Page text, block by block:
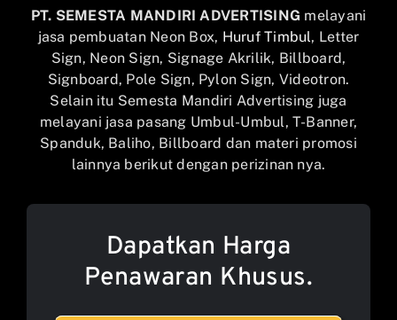
PT. SEMESTA MANDIRI ADVERTISING melayani
jasa pembuatan Neon Box, Huruf Timbul, Letter
Sign, Neon Sign, Signage Akrilik, Billboard,
Signboard, Pole Sign, Pylon Sign, Videotron.
Selain itu Semesta Mandiri Advertising juga
melayani jasa pasang Umbul-Umbul, T-Banner,
Spanduk, Baliho, Billboard dan materi promosi
lainnya berikut dengan perizinan nya.
Dapatkan Harga
Penawaran Khusus.